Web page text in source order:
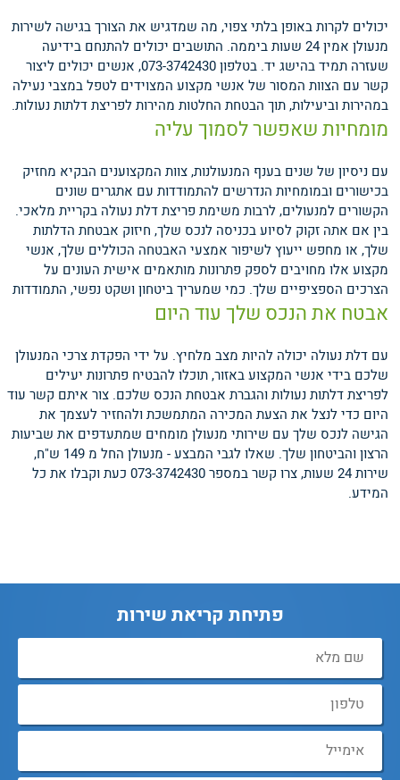
יכולים לקרות באופן בלתי צפוי, מה שמדגיש את הצורך בגישה לשירות
מנעולן אמין 24 שעות ביממה. התושבים יכולים להתנחם בידיעה
שעזרה תמיד בהישג יד. בטלפון 073-3742430, אנשים יכולים ליצור
קשר עם הצוות המסור של אנשי מקצוע המצוידים לטפל במצבי נעילה
במהירות וביעילות, תוך הבטחת החלטות מהירות לפריצת דלתות נעולות.
מומחיות שאפשר לסמוך עליה
עם ניסיון של שנים בענף המנעולנות, צוות המקצוענים הבקיא מחזיק
בכישורים ובמומחיות הנדרשים להתמודדות עם אתגרים שונים
הקשורים למנעולים, לרבות משימת פריצת דלת נעולה בקריית מלאכי.
בין אם אתה זקוק לסיוע בכניסה לנכס שלך, חיזוק אבטחת הדלתות
שלך, או מחפש ייעוץ לשיפור אמצעי האבטחה הכוללים שלך, אנשי
מקצוע אלו מחויבים לספק פתרונות מותאמים אישית העונים על
הצרכים הספציפיים שלך.
אבטח את הנכס שלך עוד היום
כמי שמעריך ביטחון ושקט נפשי, התמודדות
עם דלת נעולה יכולה להיות מצב מלחיץ. על ידי הפקדת צרכי המנעולן
שלכם בידי אנשי המקצוע באזור, תוכלו להבטיח פתרונות יעילים
לפריצת דלתות נעולות והגברת אבטחת הנכס שלכם. צור איתם קשר עוד
היום כדי לנצל את הצעת המכירה המתמשכת ולהחזיר לעצמך את
הגישה לנכס שלך עם שירותי מנעולן מומחים שמתעדפים את שביעות
הרצון והביטחון שלך. שאלו לגבי המבצע - מנעולן החל מ 149 ש"ח,
שירות 24 שעות, צרו קשר במספר 073-3742430 כעת וקבלו את כל
המידע.
פתיחת קריאת שירות